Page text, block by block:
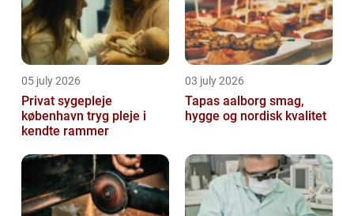
05 july 2026
Privat sygepleje
københavn tryg pleje i
kendte rammer
03 july 2026
Tapas aalborg smag,
hygge og nordisk kvalitet